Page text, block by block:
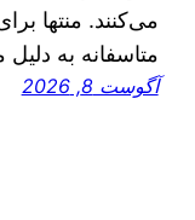
می‌کنند. منتها
متاسفانه به
آگوست 8, 2026